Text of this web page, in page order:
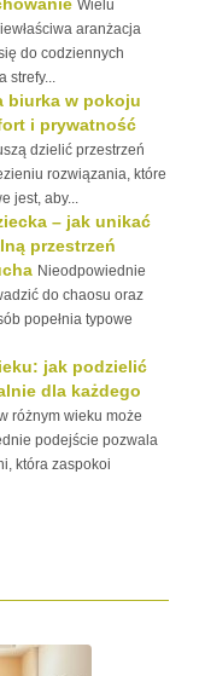
Wielu
aranżacja
do codziennych
strefy...
biurka w pokoju
i prywatność
dzielić przestrzeń
rozwiązania, które
jest, aby...
– jak unikać
przestrzeń
Nieodpowiednie
do chaosu oraz
popełnia typowe
jak podzielić
dla każdego
różnym wieku może
podejście pozwala
która zaspokoi